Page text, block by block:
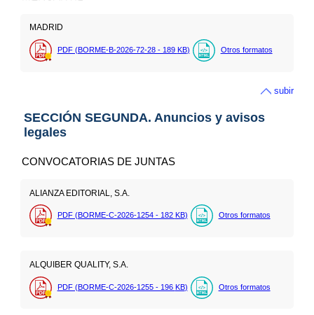
MADRID
PDF (BORME-B-2026-72-28 - 189 KB) Otros formatos
subir
SECCIÓN SEGUNDA. Anuncios y avisos
legales
CONVOCATORIAS DE JUNTAS
ALIANZA EDITORIAL, S.A.
PDF (BORME-C-2026-1254 - 182 KB) Otros formatos
ALQUIBER QUALITY, S.A.
PDF (BORME-C-2026-1255 - 196 KB) Otros formatos